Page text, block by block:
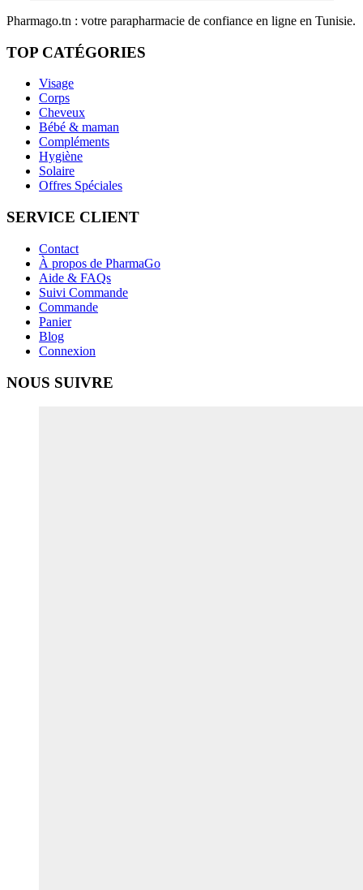
Pharmago.tn : votre parapharmacie de confiance en ligne en Tunisie.
TOP CATÉGORIES
Visage
Corps
Cheveux
Bébé & maman
Compléments
Hygiène
Solaire
Offres Spéciales
SERVICE CLIENT
Contact
À propos de PharmaGo
Aide & FAQs
Suivi Commande
Commande
Panier
Blog
Connexion
NOUS SUIVRE